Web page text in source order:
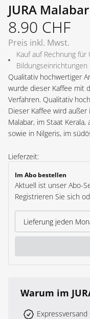
JURA
8.90 CHF
Preis inkl. Mwst.
Kauf auf Rechnung
Bildungseinrichtungen
Qualitativ hochwertiger
wurde dieser Kaffee mit
Verfahren. Qualitativ
Dieser Kaffee wird
Malabar, im Staat
sowie in Nilgeris, im
Lieferzeit:
Im Abo bestellen
Aktuell ist unser Abo-
Registrieren Sie sich
Warum im